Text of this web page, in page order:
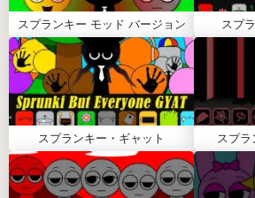
ステップバイステップガイド:
キャラクターを選択:ユニーク
されたSprunkiキャラクターから
ユニークなトラックを作成:キ
ンドボードにドラッグアンドド
ト、メロディー、エフェクトを
ボーナスをアンロック:サウン
試して、隠されたアニメーショ
スプランキー モッド バージョン スプ
スプランキー・ギャット スプ